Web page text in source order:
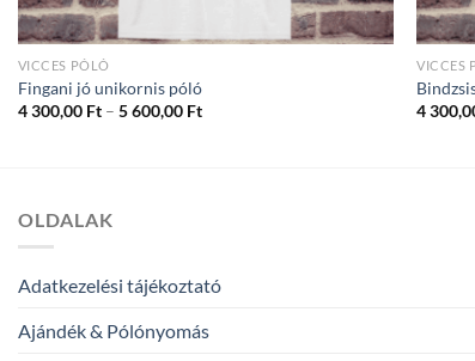
VICCES PÓLÓ
Fingani jó unikornis póló
4 300,00 Ft – 5 600,00 FtÁrtartomány:
VICCES
4
OLDALAK
Adatkezelési tájékoztató
Ajándék & Pólónyomás